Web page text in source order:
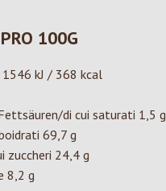
100G
kJ / 368 kcal
di cui saturati 1,5 g
69,7 g
zuccheri 24,4 g
8,2 g